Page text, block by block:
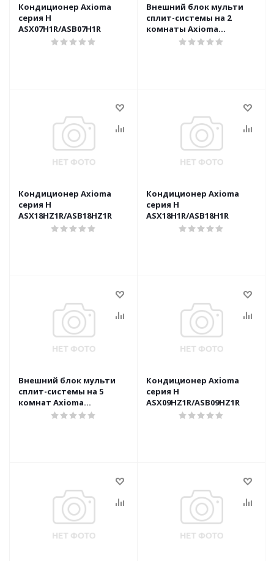
Кондиционер Axioma
серия H
ASX07H1R/ASB07H1R
Внешний блок мульти
сплит-системы на 2
комнаты Axioma
ASB14M2Z1R
Кондиционер Axioma
серия H
ASX18HZ1R/ASB18HZ1R
Кондиционер Axioma
серия H
ASX18H1R/ASB18H1R
Внешний блок мульти
сплит-системы на 5
комнат Axioma
ASB42M5Z1R
Кондиционер Axioma
серия H
ASX09HZ1R/ASB09HZ1R